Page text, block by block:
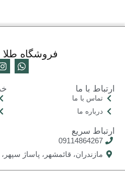
فروشگاه طلا
ارتباط با ما
تماس با ما
درباره ما
ارتباط سریع
09114864267
مازندران، قائمشهر، پاساژ سپهر،